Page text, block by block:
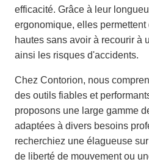
efficacité. Grâce à leur
ergonomique, elles
hautes sans avoir à recourir à
ainsi les risques d'accidents.
Chez Contorion, nous
des outils fiables et
proposons une large gamme
adaptées à divers besoins
recherchiez une élagueuse
de liberté de mouvement ou